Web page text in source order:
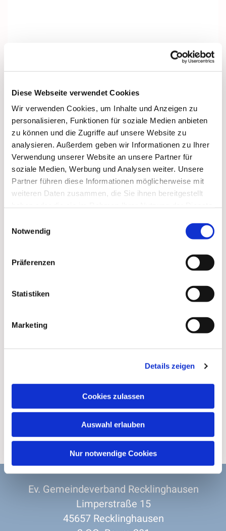
Diese Webseite verwendet Cookies
Wir verwenden Cookies, um Inhalte und Anzeigen zu
personalisieren, Funktionen für soziale Medien anbieten
zu können und die Zugriffe auf unsere Website zu
analysieren. Außerdem geben wir Informationen zu Ihrer
Verwendung unserer Website an unsere Partner für
soziale Medien, Werbung und Analysen weiter. Unsere
Partner führen diese Informationen möglicherweise mit
weiteren Daten zusammen, die Sie ihnen bereitgestellt
Notwendig
Präferenzen
Statistiken
Marketing
Details zeigen
Cookies zulassen
Auswahl erlauben
Nur notwendige Cookies
Dies könnte Sie auch interessieren
Ev. Gemeindeverband Recklinghausen
Limperstraße 15
45657 Recklinghausen